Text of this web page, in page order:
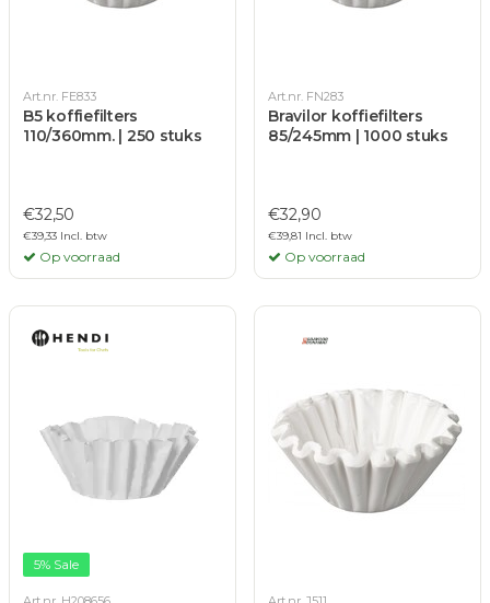
Art.nr. FE833
B5 koffiefilters
110/360mm. | 250 stuks
€32,50
€39,33 Incl. btw
Op voorraad
Art.nr. FN283
Bravilor koffiefilters
85/245mm | 1000 stuks
€32,90
€39,81 Incl. btw
Op voorraad
5% Sale